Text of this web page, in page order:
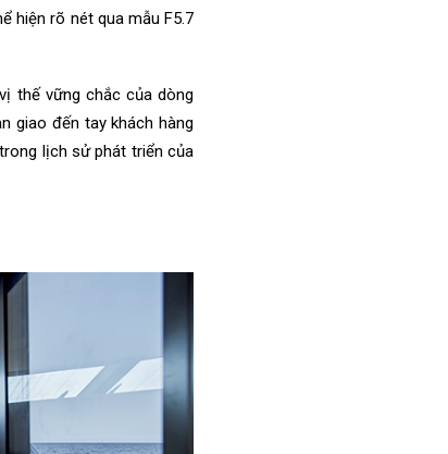
hiện rõ nét qua mẫu F5.7
thế vững chắc của dòng
giao đến tay khách hàng
lịch sử phát triển của